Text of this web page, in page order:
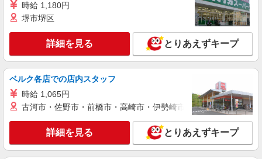
時給 1,180円
堺市堺区
詳細を見る とりあえずキープ
ベルク各店での店内スタッフ
時給 1,065円
古河市・佐野市・前橋市・高崎市・伊勢崎市・太田市・館林市
詳細を見る とりあえずキープ